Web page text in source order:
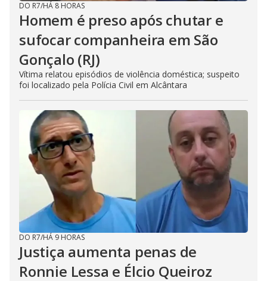
DO R7/HÁ 8 HORAS
Homem é preso após chutar e
sufocar companheira em São
Gonçalo (RJ)
Vítima relatou episódios de violência doméstica; suspeito
foi localizado pela Polícia Civil em Alcântara
DO R7/HÁ 9 HORAS
Justiça aumenta penas de
Ronnie Lessa e Élcio Queiroz